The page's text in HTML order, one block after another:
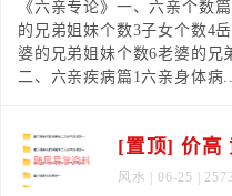
《六亲专论》一、六亲个数
的兄弟姐妹个数3子女个数4
婆的兄弟姐妹个数6老婆的兄
二、六亲疾病篇1六亲身体病
风水 | 06-25 |